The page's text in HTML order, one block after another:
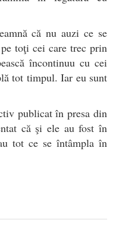
că nu auzi ce se
toţi cei care trec prin
încontinuu cu cei
tot timpul. Iar eu sunt
publicat în presa din
că şi ele au fost în
tot ce se întâmpla în